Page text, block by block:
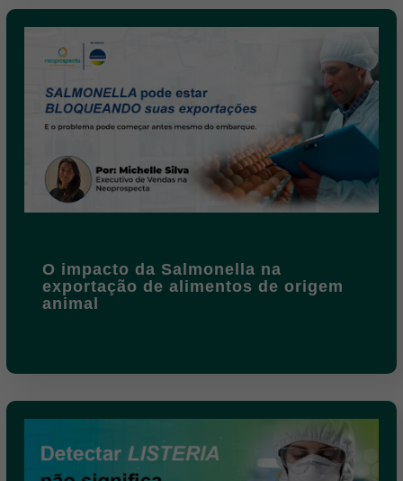
O impacto da Salmonella na
exportação de alimentos de origem
animal